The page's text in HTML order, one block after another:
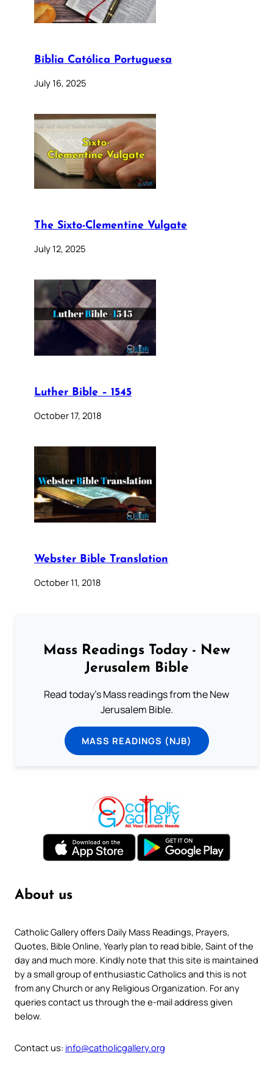
Bíblia Católica Portuguesa
July 16, 2025
The Sixto-Clementine Vulgate
July 12, 2025
Luther Bible – 1545
October 17, 2018
Webster Bible Translation
October 11, 2018
Mass Readings Today - New
Jerusalem Bible
Read today's Mass readings from the New
Jerusalem Bible.
MASS READINGS (NJB)
About us
Catholic Gallery offers Daily Mass Readings, Prayers,
Quotes, Bible Online, Yearly plan to read bible, Saint of the
day and much more. Kindly note that this site is maintained
by a small group of enthusiastic Catholics and this is not
from any Church or any Religious Organization. For any
queries contact us through the e-mail address given
below.
Contact us: info@catholicgallery.org